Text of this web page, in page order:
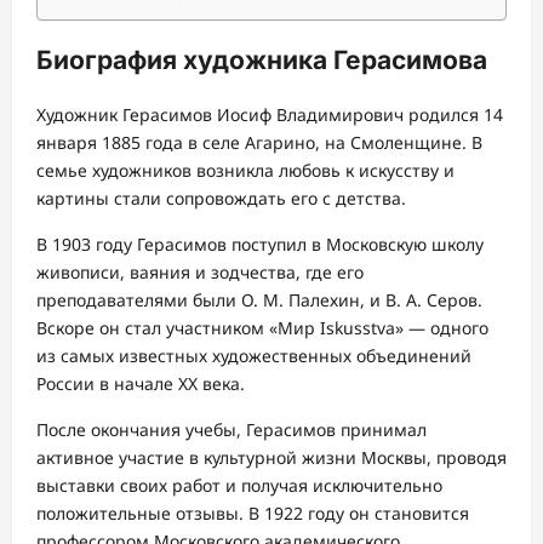
Биография художника Герасимова
Художник Герасимов Иосиф Владимирович родился 14
января 1885 года в селе Агарино, на Смоленщине. В
семье художников возникла любовь к искусству и
картины стали сопровождать его с детства.
В 1903 году Герасимов поступил в Московскую школу
живописи, ваяния и зодчества, где его
преподавателями были О. М. Палехин, и В. А. Серов.
Вскоре он стал участником «Мир Iskusstva» — одного
из самых известных художественных объединений
России в начале XX века.
После окончания учебы, Герасимов принимал
активное участие в культурной жизни Москвы, проводя
выставки своих работ и получая исключительно
положительные отзывы. В 1922 году он становится